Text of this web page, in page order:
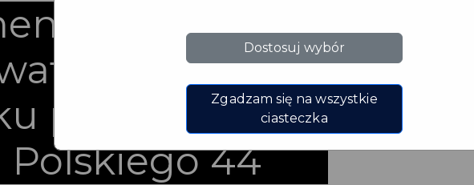
przy ul.
Polskiego 44
Dostosuj wybór
Zgadzam się na wszystkie
ciasteczka